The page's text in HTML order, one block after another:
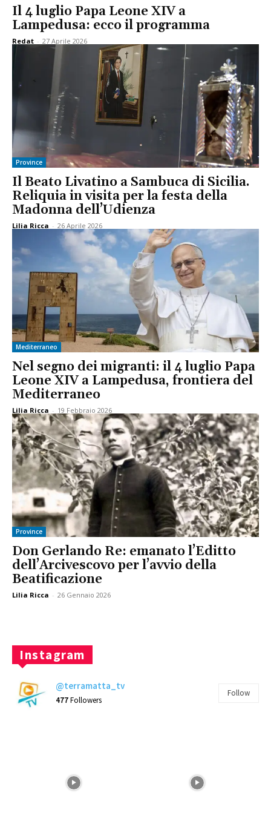
Il 4 luglio Papa Leone XIV a
Lampedusa: ecco il programma
Redat - 27 Aprile 2026
Province
Il Beato Livatino a Sambuca di Sicilia.
Reliquia in visita per la festa della
Madonna dell’Udienza
Lilia Ricca - 26 Aprile 2026
Mediterraneo
Nel segno dei migranti: il 4 luglio Papa
Leone XIV a Lampedusa, frontiera del
Mediterraneo
Lilia Ricca - 19 Febbraio 2026
Province
Don Gerlando Re: emanato l’Editto
dell’Arcivescovo per l’avvio della
Beatificazione
Lilia Ricca - 26 Gennaio 2026
Instagram
@terramatta_tv
477Followers
Follow